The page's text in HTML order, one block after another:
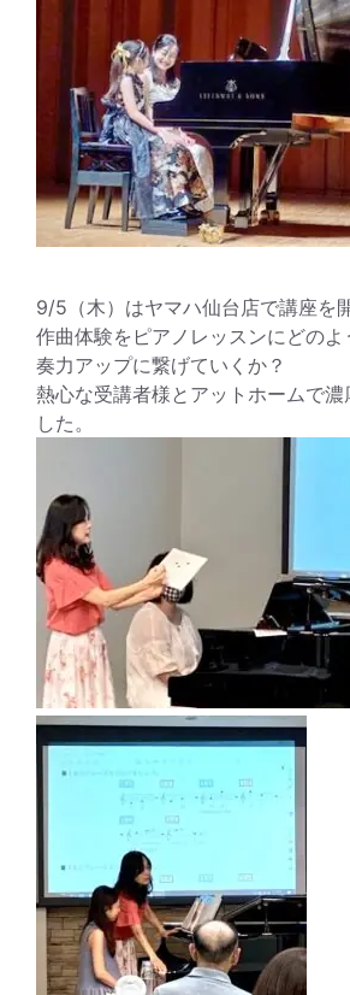
9/5（木）はヤマハ仙台店で講座を
作曲体験をピアノレッスンにどの
奏力アップに繋げていくか？
熱心な受講者様とアットホームで濃
した。